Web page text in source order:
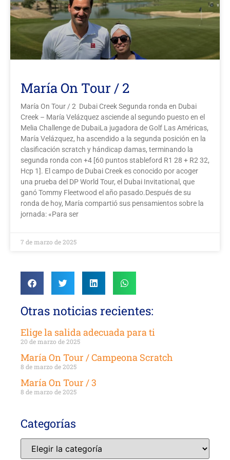
Galería
Contacto
María On Tour / 2
María On Tour / 2 Dubai Creek Segunda ronda en Dubai
Creek – María Velázquez asciende al segundo puesto en el
Melia Challenge de DubaiLa jugadora de Golf Las Américas,
María Velázquez, ha ascendido a la segunda posición en la
clasificación scratch y hándicap damas, terminando la
segunda ronda con +4 [60 puntos stableford R1 28 + R2 32,
Hcp 1]. El campo de Dubai Creek es conocido por acoger
una prueba del DP World Tour, el Dubai Invitational, que
ganó Tommy Fleetwood el año pasado.Después de su
ronda de hoy, María compartió sus pensamientos sobre la
jornada: «Para ser
7 de marzo de 2025
Otras noticias recientes:
Elige la salida adecuada para ti
20 de marzo de 2025
María On Tour / Campeona Scratch
8 de marzo de 2025
María On Tour / 3
8 de marzo de 2025
Categorías